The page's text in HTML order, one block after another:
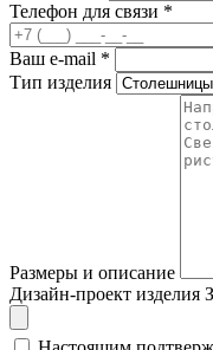
Телефон для связи *
Ваш e-mail *
Тип изделия
Размеры и описание
Дизайн-проект изделия